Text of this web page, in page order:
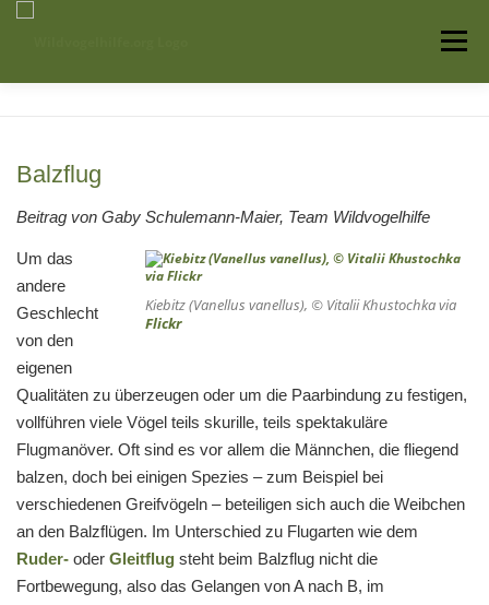
Menü
Auffangstationen
Balzflug
Beitrag von Gaby Schulemann-Maier, Team Wildvogelhilfe
Kiebitz (Vanellus vanellus), © Vitalii Khustochka via
Flickr
Um das
andere
Geschlecht
von den
eigenen
Qualitäten zu überzeugen oder um die Paarbindung zu festigen,
vollführen viele Vögel teils skurille, teils spektakuläre
Flugmanöver. Oft sind es vor allem die Männchen, die fliegend
balzen, doch bei einigen Spezies – zum Beispiel bei
verschiedenen Greifvögeln – beteiligen sich auch die Weibchen
an den Balzflügen. Im Unterschied zu Flugarten wie dem
Ruder- oder Gleitflug steht beim Balzflug nicht die
Fortbewegung, also das Gelangen von A nach B, im